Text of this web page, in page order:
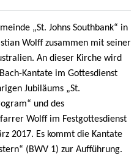
„St. Johns Southbank“ in
Wolff zusammen mit seiner
An dieser Kirche wird
Kantate im Gottesdienst
Jubiläums „St.
und des
Wolff im Festgottesdienst
2017. Es kommt die Kantate
(BWV 1) zur Aufführung.